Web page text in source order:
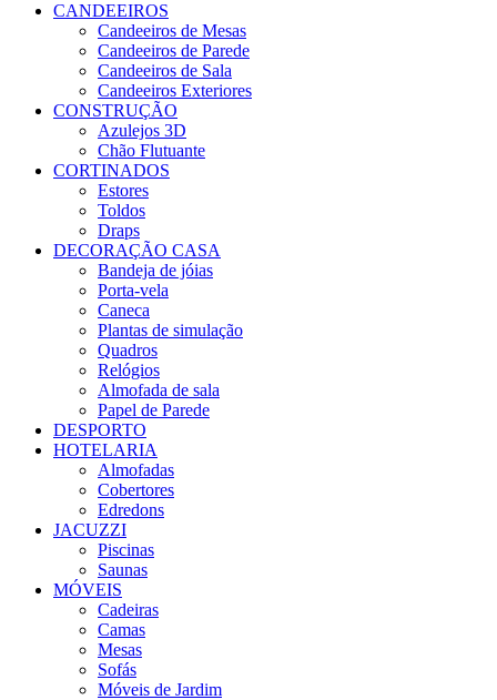
CANDEEIROS
Candeeiros de Mesas
Candeeiros de Parede
Candeeiros de Sala
Candeeiros Exteriores
CONSTRUÇÃO
Azulejos 3D
Chão Flutuante
CORTINADOS
Estores
Toldos
Draps
DECORAÇÃO CASA
Bandeja de jóias
Porta-vela
Caneca
Plantas de simulação
Quadros
Relógios
Almofada de sala
Papel de Parede
DESPORTO
HOTELARIA
Almofadas
Cobertores
Edredons
JACUZZI
Piscinas
Saunas
MÓVEIS
Cadeiras
Camas
Mesas
Sofás
Móveis de Jardim